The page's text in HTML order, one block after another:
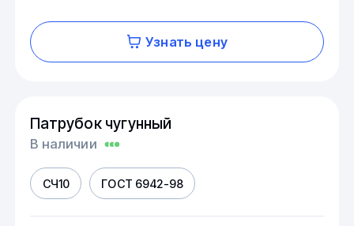
Узнать цену
Патрубок чугунный
В наличии
СЧ10 ГОСТ 6942-98